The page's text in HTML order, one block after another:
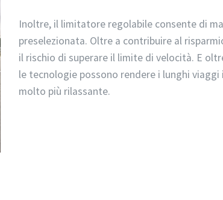
Inoltre, il limitatore regolabile consente di
preselezionata. Oltre a contribuire al
il rischio di superare il limite di velocità. E
le tecnologie possono rendere i lunghi
molto più rilassante.